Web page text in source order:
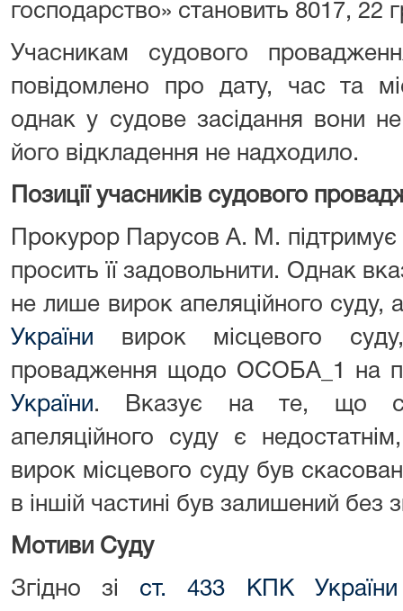
господарство» становить 8017, 22
Учасникам судового
повідомлено про дату, час та
однак у судове засідання вони
його відкладення не надходило.
Позиції учасників судового
Прокурор Парусов А. М. підтримує
просить її задовольнити. Однак
не лише вирок апеляційного суду,
України вирок місцевого
провадження щодо ОСОБА_1 на
України. Вказує на те, що
апеляційного суду є
вирок місцевого суду був
в іншій частині був залишений без
Мотиви Суду
Згідно зі ст. 433 КПК України